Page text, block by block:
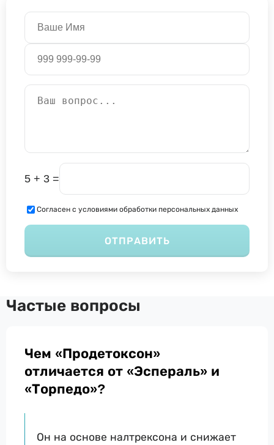
5 + 3 =
Согласен с условиями обработки персональных данных
ОТПРАВИТЬ
Частые вопросы
Чем «Продетоксон»
отличается от «Эспераль» и
«Торпедо»?
Он на основе налтрексона и снижает